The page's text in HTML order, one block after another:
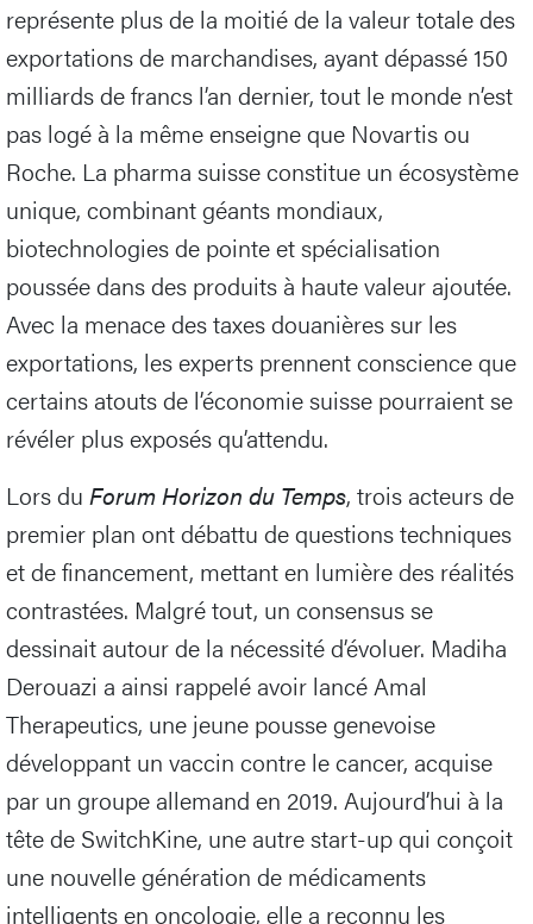
représente plus de la moitié de la valeur totale des
exportations de marchandises, ayant dépassé 150
milliards de francs l’an dernier, tout le monde n’est
pas logé à la même enseigne que Novartis ou
Roche. La pharma suisse constitue un écosystème
unique, combinant géants mondiaux,
biotechnologies de pointe et spécialisation
poussée dans des produits à haute valeur ajoutée.
Avec la menace des taxes douanières sur les
exportations, les experts prennent conscience que
certains atouts de l’économie suisse pourraient se
révéler plus exposés qu’attendu.
Lors du Forum Horizon du Temps, trois acteurs de
premier plan ont débattu de questions techniques
et de financement, mettant en lumière des réalités
contrastées. Malgré tout, un consensus se
dessinait autour de la nécessité d’évoluer. Madiha
Derouazi a ainsi rappelé avoir lancé Amal
Therapeutics, une jeune pousse genevoise
développant un vaccin contre le cancer, acquise
par un groupe allemand en 2019. Aujourd’hui à la
tête de SwitchKine, une autre start-up qui conçoit
une nouvelle génération de médicaments
intelligents en oncologie, elle a reconnu les